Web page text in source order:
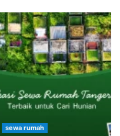
sewa rumah